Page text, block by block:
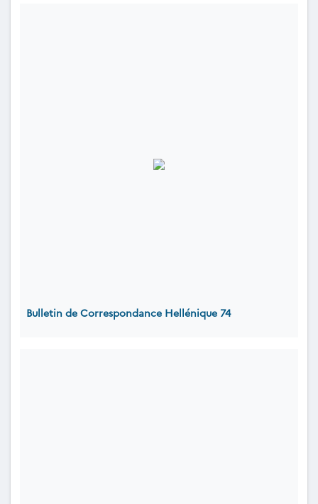
Bulletin de Correspondance Hellénique 74